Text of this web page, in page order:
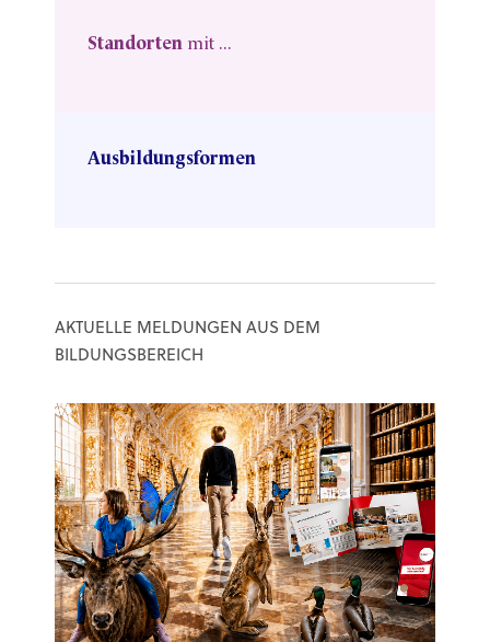
Standorten mit ...
Ausbildungsformen
AKTUELLE MELDUNGEN AUS DEM
BILDUNGSBEREICH